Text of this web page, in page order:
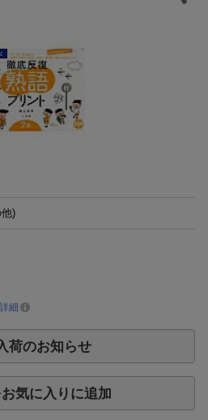
)
詳細
荷のお知らせ
気に入りに追加